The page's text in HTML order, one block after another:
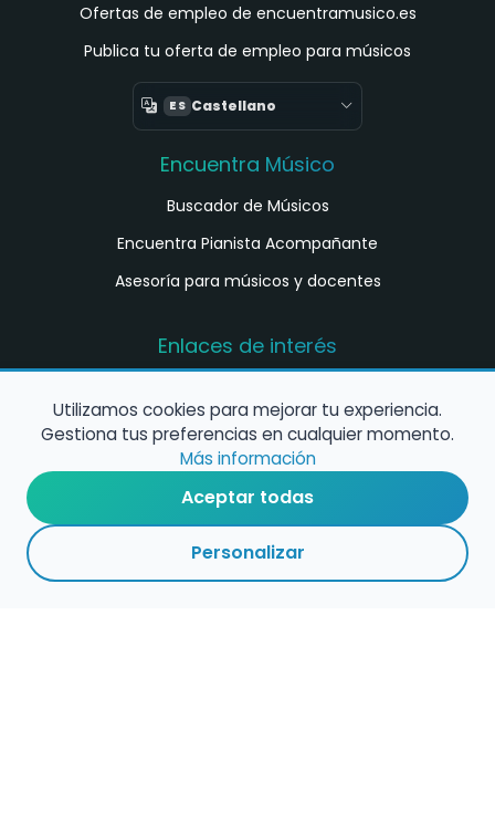
Ofertas de empleo de encuentramusico.es
Publica tu oferta de empleo para músicos
ES Castellano
Encuentra Músico
Buscador de Músicos
Encuentra Pianista Acompañante
Asesoría para músicos y docentes
Enlaces de interés
música en España
Configura alertas de empleo
Contacta con nosotros
Utilizamos cookies para mejorar tu experiencia.
Gestiona tus preferencias en cualquier momento.
Más información
Aceptar todas
Personalizar